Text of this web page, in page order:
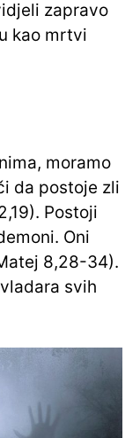
zapravo
kao mrtvi
moramo
da postoje zli
Postoji
Oni
8,28-34).
svih